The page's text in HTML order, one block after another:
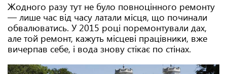
Жодного разу тут не було повноцінного ремонту
— лише час від часу латали місця, що починали
обвалюватись. У 2015 році поремонтували дах,
але той ремонт, кажуть місцеві працівники, вже
вичерпав себе, і вода знову стікає по стінах.